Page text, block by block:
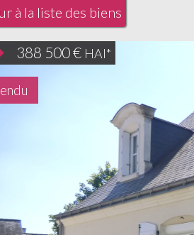
à la liste des biens
388 500€ HAI*